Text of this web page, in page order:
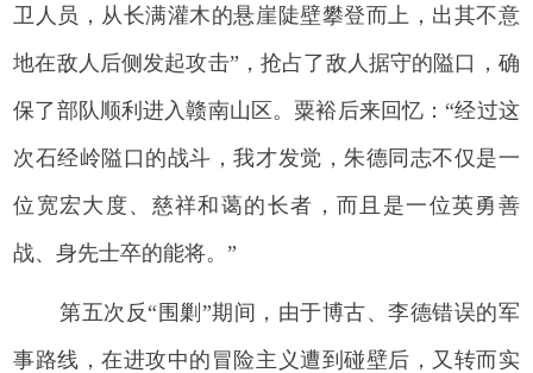
卫人员，从长满灌木的悬崖陡壁攀登而上，出其不意
地在敌人后侧发起攻击”，抢占了敌人据守的隘口，确
保了部队顺利进入赣南山区。粟裕后来回忆：“经过这
次石经岭隘口的战斗，我才发觉，朱德同志不仅是一
位宽宏大度、慈祥和蔼的长者，而且是一位英勇善
战、身先士卒的能将。”
第五次反“围剿”期间，由于博古、李德错误的军
事路线，在进攻中的冒险主义遭到碰壁后，又转而实